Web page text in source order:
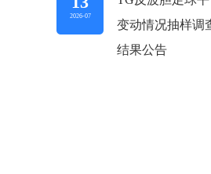
2026-07
变动情况抽样调
结果公告